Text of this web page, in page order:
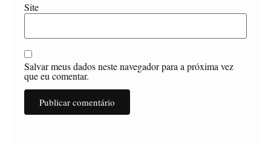
Site
Salvar meus dados neste navegador para a próxima vez
que eu comentar.